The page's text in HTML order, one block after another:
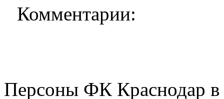
Комментарии:
Персоны ФК Краснодар в